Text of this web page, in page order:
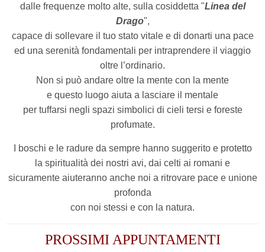
dalle frequenze molto alte, sulla cosiddetta "Linea del
Drago",
capace di sollevare il tuo stato vitale e di donarti una pace
ed una serenità fondamentali per intraprendere il viaggio
oltre l’ordinario.
Non si può andare oltre la mente con la mente
e questo luogo aiuta a lasciare il mentale
per tuffarsi negli spazi simbolici di cieli tersi e foreste
profumate.
I boschi e le radure da sempre hanno suggerito e protetto
la spiritualità dei nostri avi, dai celti ai romani e
sicuramente aiuteranno anche noi a ritrovare pace e unione
profonda
con noi stessi e con la natura.
PROSSIMI APPUNTAMENTI